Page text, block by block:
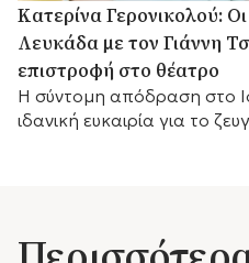
Κατερίνα Γερονικολού:
Λευκάδα με τον Γιάννη
επιστροφή στο θέατρο
Η σύντομη απόδραση στο
ιδανική ευκαιρία για το